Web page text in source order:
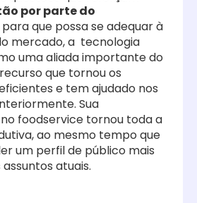
por parte do
para que possa se adequar à
mercado, a tecnologia
uma aliada importante do
que tornou os
e tem ajudado nos
Sua
foodservice tornou toda a
ao mesmo tempo que
um perfil de público mais
atuais.